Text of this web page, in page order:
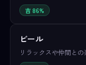
吉 86%
ビール
リラックスや仲間と